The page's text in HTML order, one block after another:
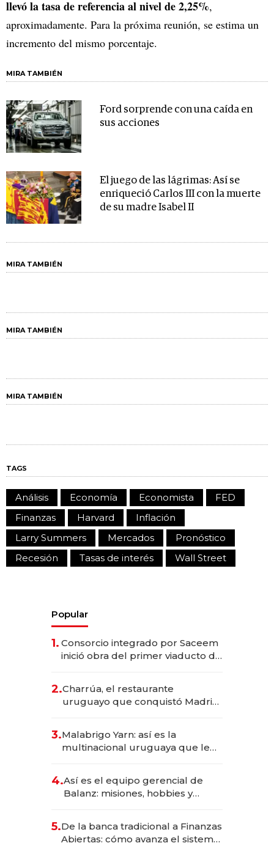
llevó la tasa de referencia al nivel de 2,25%,
aproximadamente. Para la próxima reunión, se estima un
incremento del mismo porcentaje.
MIRA TAMBIÉN
Ford sorprende con una caída en
sus acciones
El juego de las lágrimas: Así se
enriqueció Carlos III con la muerte
de su madre Isabel II
MIRA TAMBIÉN
MIRA TAMBIÉN
MIRA TAMBIÉN
TAGS
Análisis Economía Economista
FED
Finanzas
Harvard
Inflación
Larry Summers
Mercados
Pronóstico
Recesión
Tasas de interés Wall Street
Popular
1. Consorcio integrado por Saceem
inició obra del primer viaducto de
millones
2.Charrúa, el restaurante
uruguayo que conquistó Madrid:
anticipación y prepara apertura
3.Malabrigo Yarn: así es la
multinacional uruguaya que le
4.Así es el equipo gerencial de
Balanz: misiones, hobbies y
5.De la banca tradicional a Finanzas
Abiertas: cómo avanza el sistema